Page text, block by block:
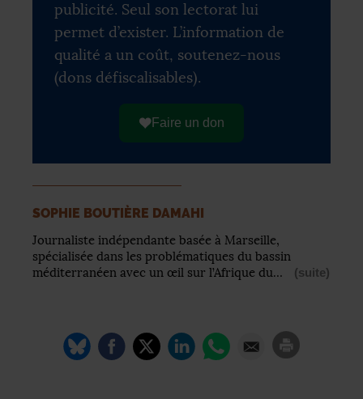
publicité. Seul son lectorat lui
permet d’exister. L’information de
qualité a un coût, soutenez-nous
(dons défiscalisables).
Faire un don
SOPHIE BOUTIÈRE DAMAHI
Journaliste indépendante basée à Marseille,
spécialisée dans les problématiques du bassin
méditerranéen avec un œil sur l’Afrique du…
(suite)